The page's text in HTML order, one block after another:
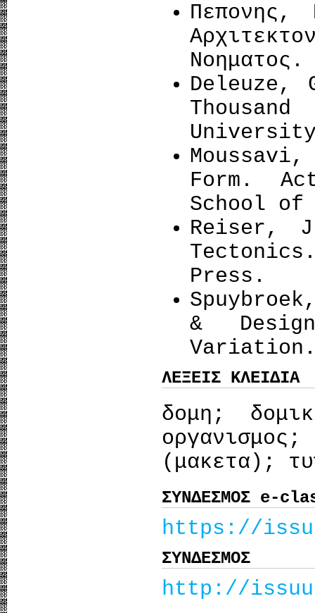
Form.
School
Reiser,
Press.
&
Variation.
ΛΕΞΕΙΣ ΚΛΕΙΔΙΑ
δομη;
(μακετα);
ΣΥΝΔΕΣΜΟΣ e-
https://
ΣΥΝΔΕΣΜΟΣ
http://